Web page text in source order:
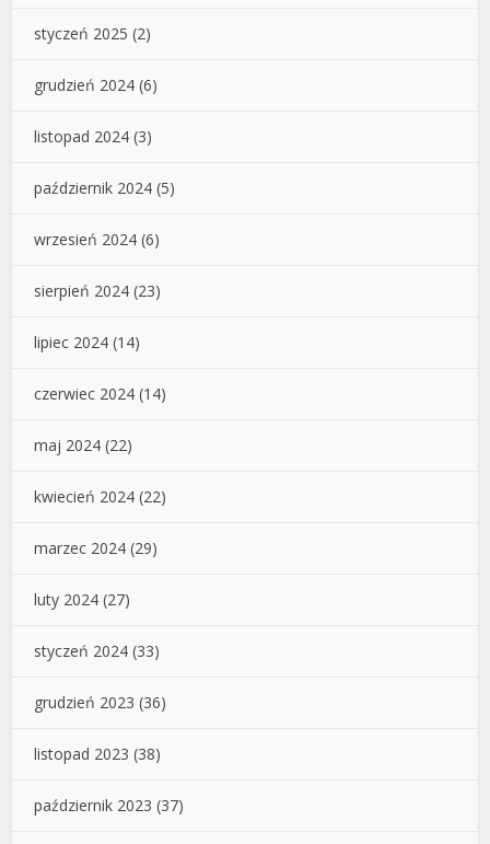
styczeń 2025 (2)
grudzień 2024 (6)
listopad 2024 (3)
październik 2024 (5)
wrzesień 2024 (6)
sierpień 2024 (23)
lipiec 2024 (14)
czerwiec 2024 (14)
maj 2024 (22)
kwiecień 2024 (22)
marzec 2024 (29)
luty 2024 (27)
styczeń 2024 (33)
grudzień 2023 (36)
listopad 2023 (38)
październik 2023 (37)